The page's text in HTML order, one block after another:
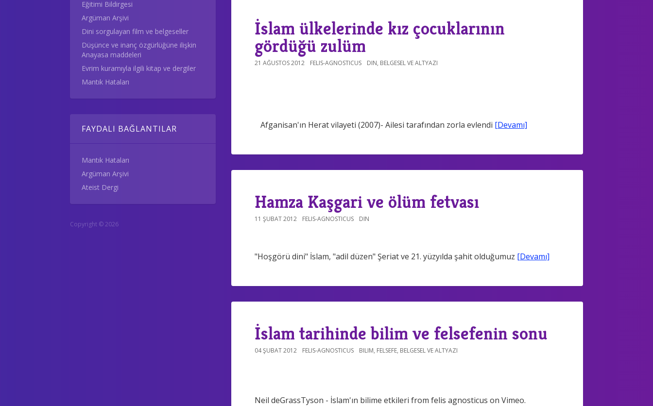
Eğitimi Bildirgesi
Argüman Arşivi
Dini sorgulayan film ve belgeseller
Düşünce ve inanç özgürlüğüne ilişkin
Anayasa maddeleri
Evrim kuramıyla ilgili kitap ve dergiler
Mantık Hataları
FAYDALI BAĞLANTILAR
Mantık Hataları
Argüman Arşivi
Ateist Dergi
Copyright © 2026
İslam ülkelerinde kız çocuklarının
gördüğü zulüm
21 AĞUSTOS 2012 FELIS-AGNOSTICUS DIN, BELGESEL VE ALTYAZI
Afganisan'ın Herat vilayeti (2007)- Ailesi tarafından zorla evlendi [Devamı]
Hamza Kaşgari ve ölüm fetvası
11 ŞUBAT 2012 FELIS-AGNOSTICUS DIN
"Hoşgörü dini" İslam, "adil düzen" Şeriat ve 21. yüzyılda şahit olduğumuz [Devamı]
İslam tarihinde bilim ve felsefenin sonu
04 ŞUBAT 2012 FELIS-AGNOSTICUS BILIM, FELSEFE, BELGESEL VE ALTYAZI
Neil deGrassTyson - İslam'ın bilime etkileri from felis agnosticus on Vimeo.